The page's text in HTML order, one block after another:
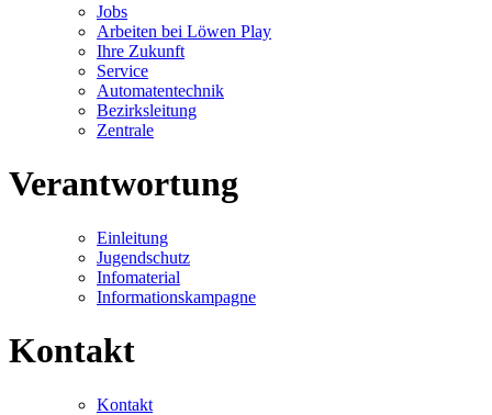
Jobs
Arbeiten bei Löwen Play
Ihre Zukunft
Service
Automatentechnik
Bezirksleitung
Zentrale
Verantwortung
Einleitung
Jugendschutz
Infomaterial
Informationskampagne
Kontakt
Kontakt